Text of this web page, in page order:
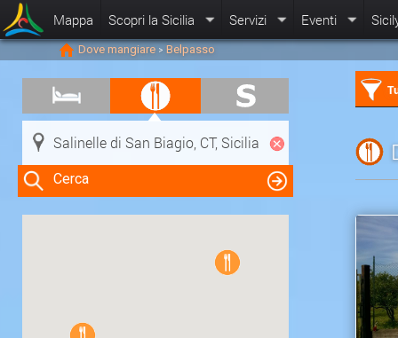
Mappa Scopri la Sicilia Servizi Eventi
Dove mangiare > Belpasso
Cerca